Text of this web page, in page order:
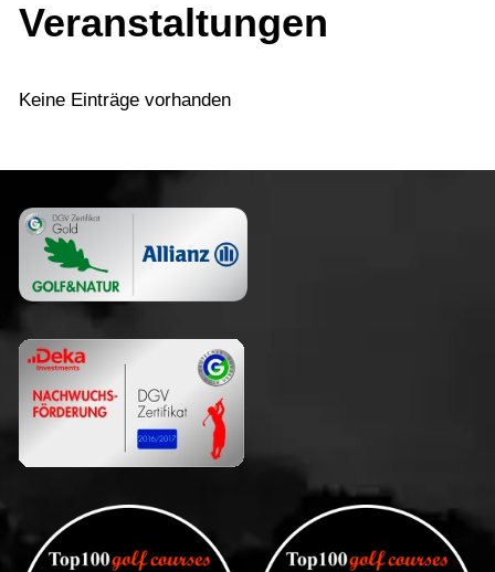
Veranstaltungen
Keine Einträge vorhanden